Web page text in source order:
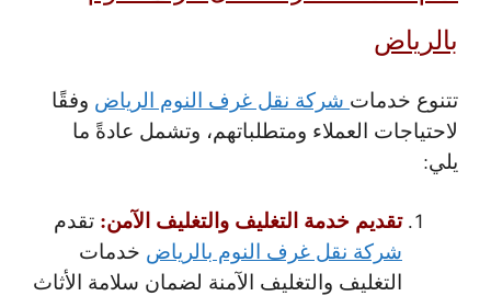
بالرياض
تتنوع خدمات شركة نقل غرف النوم الرياض وفقًا
لاحتياجات العملاء ومتطلباتهم، وتشمل عادةً ما
يلي:
تقديم خدمة التغليف والتغليف الآمن: تقدم
شركة نقل غرف النوم بالرياض خدمات
التغليف والتغليف الآمنة لضمان سلامة الأثاث